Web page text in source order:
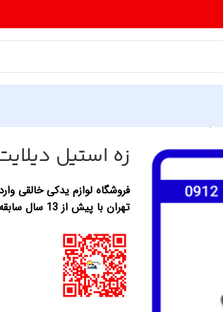
زه استیل
فروشگاه لوازم یدکی خالقی
تهران با پیش از 13 سال سابقه در زمینه واردات لوازم یدکی خودرو های چینی